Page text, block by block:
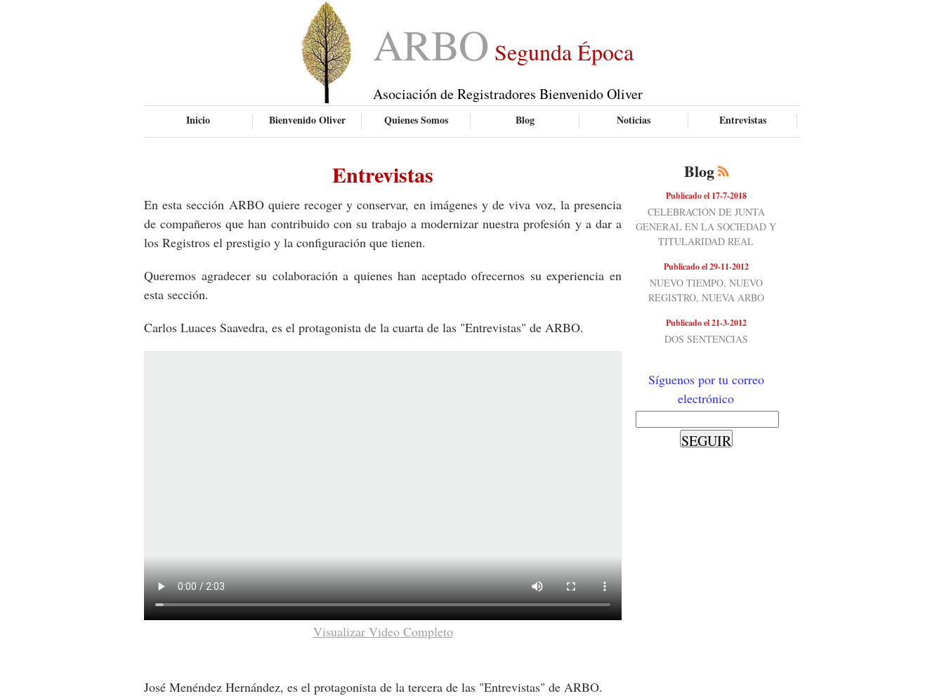
ARBO Segunda Época
Asociación de Registradores Bienvenido Oliver
Inicio Bienvenido Oliver Quienes Somos Blog Noticias Entrevistas
Entrevistas
En esta sección ARBO quiere recoger y conservar, en imágenes y de viva voz, la presencia
de compañeros que han contribuido con su trabajo a modernizar nuestra profesión y a dar a
los Registros el prestigio y la configuración que tienen.
Queremos agradecer su colaboración a quienes han aceptado ofrecernos su experiencia en
esta sección.
Carlos Luaces Saavedra, es el protagonista de la cuarta de las "Entrevistas" de ARBO.
Visualizar Video Completo
José Menéndez Hernández, es el protagonista de la tercera de las "Entrevistas" de ARBO.
Blog
Publicado el 17-7-2018
CELEBRACIÓN DE JUNTA
GENERAL EN LA SOCIEDAD Y
TITULARIDAD REAL
Publicado el 29-11-2012
NUEVO TIEMPO, NUEVO
REGISTRO, NUEVA ARBO
Publicado el 21-3-2012
DOS SENTENCIAS
Síguenos por tu correo
electrónico